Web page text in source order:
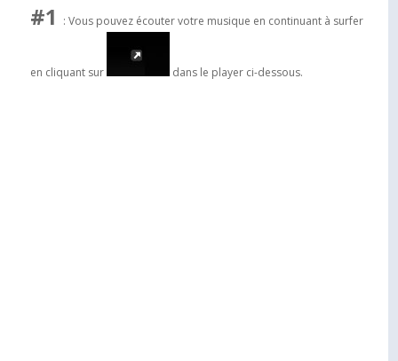
#1 : Vous pouvez écouter votre musique en continuant à surfer
en cliquant sur dans le player ci-dessous.